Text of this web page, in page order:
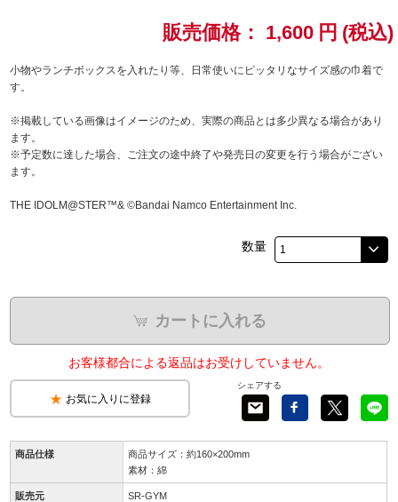
ラブライブ！シリーズ
ラブライブ！
ラブライブ！サンシャイン‼
アイドリッシュセブン
販売価格： 1,600 円 (税込)
小物やランチボックスを入れたり等、日常使いにピッタリなサイズ感の巾着で
す。
※掲載している画像はイメージのため、実際の商品とは多少異なる場合があり
ます。
※予定数に達した場合、ご注文の途中終了や発売日の変更を行う場合がござい
ます。
THE IDOLM@STER™& ©Bandai Namco Entertainment Inc.
数量
カートに入れる
お客様都合による返品はお受けしていません。
お気に入りに登録
シェアする
商品仕様
商品サイズ：約160×200mm
素材：綿
販売元 SR-GYM